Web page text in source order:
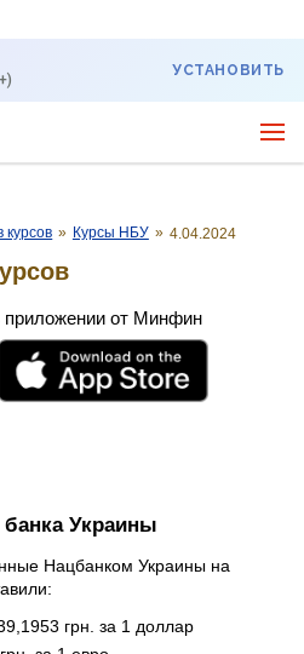
УСТАНОВИТЬ
курсов » Курсы НБУ » 4.04.2024
приложении от Минфин
Украины
Нацбанком Украины на
грн. за 1 доллар